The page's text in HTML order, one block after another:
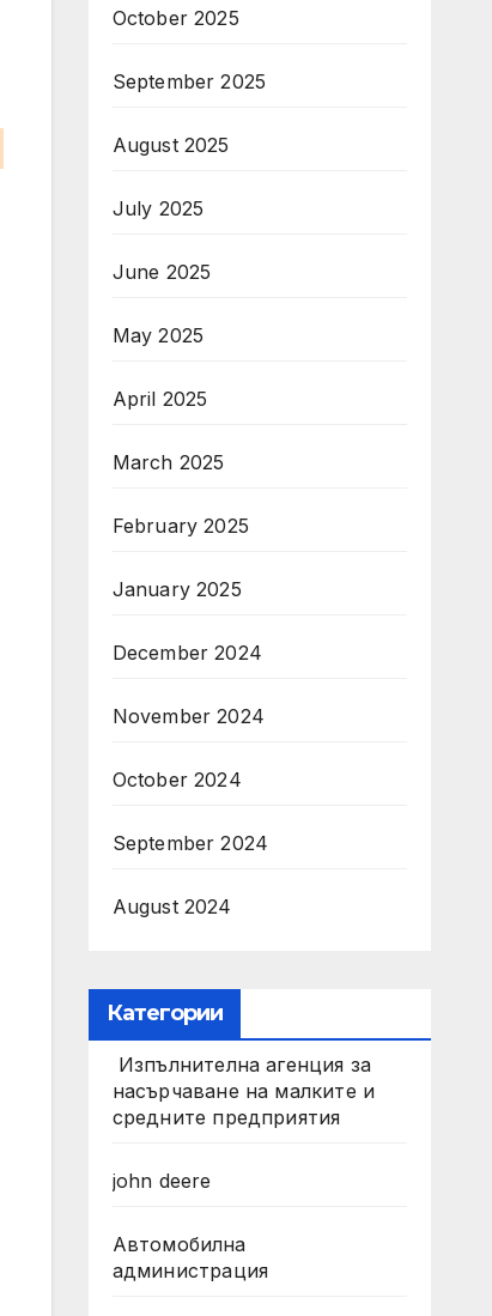
October 2025
September 2025
August 2025
July 2025
June 2025
May 2025
April 2025
March 2025
February 2025
January 2025
December 2024
November 2024
October 2024
September 2024
August 2024
Категории
Изпълнителна агенция за
насърчаване на малките и
средните предприятия
john deere
Автомобилна
администрация